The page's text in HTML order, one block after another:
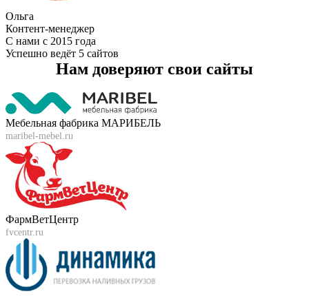
Ольга
Контент-менеджер
С нами с 2015 года
Успешно ведёт 5 сайтов
Нам доверяют свои сайты
Мебельная фабрика МАРИБЕЛЬ
maribel-mebel.ru
ФармВетЦентр
fvcentr.ru